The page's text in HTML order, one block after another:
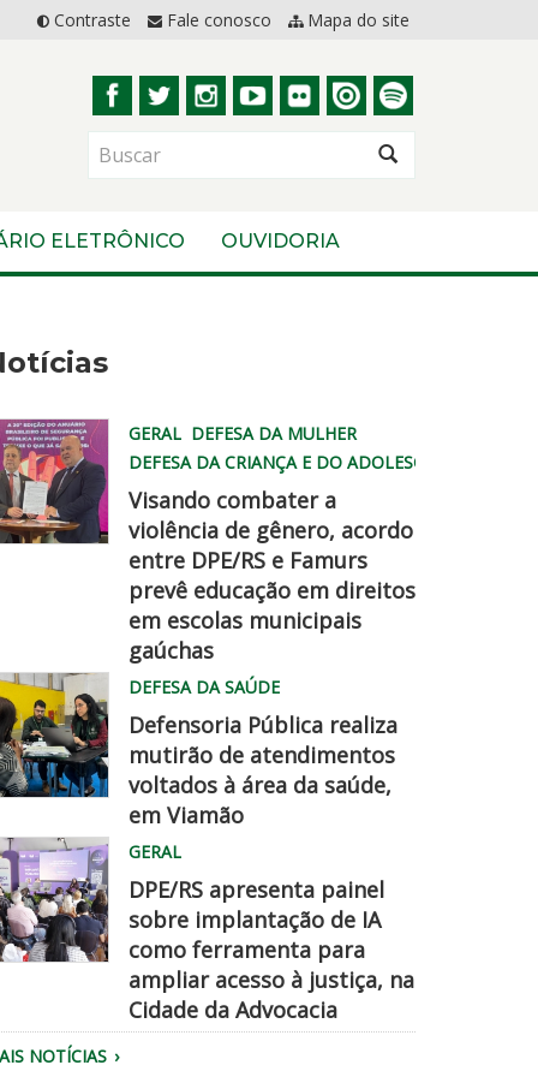
Contraste Fale conosco Mapa do site
BUSCAR
ELETRÔNICO OUVIDORIA
GERAL DEFESA DA MULHER
DEFESA DA CRIANÇA E DO ADOLESCENTE
Visando combater a
violência de gênero, acordo
entre DPE/RS e Famurs
prevê educação em direitos
em escolas municipais
gaúchas
DEFESA DA SAÚDE
Defensoria Pública realiza
mutirão de atendimentos
voltados à área da saúde,
em Viamão
GERAL
DPE/RS apresenta painel
sobre implantação de IA
como ferramenta para
ampliar acesso à justiça, na
Cidade da Advocacia
NOTÍCIAS